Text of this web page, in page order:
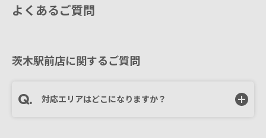
よくあるご質問
茨木駅前店に関するご質問
対応エリアはどこになりますか？